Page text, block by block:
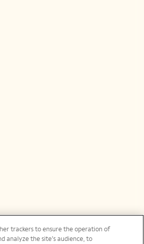
trackers to ensure the operation of
analyze the site’s audience, to